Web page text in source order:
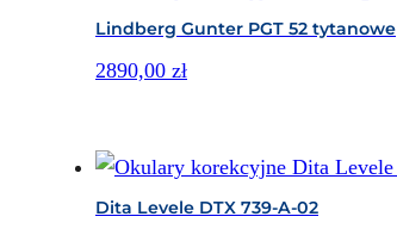
Lindberg Gunter PGT 52 tytanowe
2890,00 zł
Dita Levele DTX 739-A-02